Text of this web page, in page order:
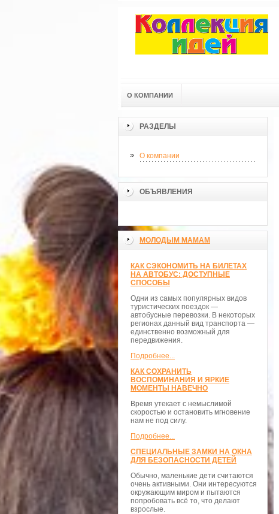
О КОМПАНИИ
РАЗДЕЛЫ
О компании
ОБЪЯВЛЕНИЯ
МОЛОДЫМ МАМАМ
КАК СЭКОНОМИТЬ НА БИЛЕТАХ
НА АВТОБУС: ДОСТУПНЫЕ
СПОСОБЫ
Одни из самых популярных видов
туристических поездок —
автобусные перевозки. В некоторых
регионах данный вид транспорта —
единственно возможный для
передвижения.
Подробнее...
КАК СОХРАНИТЬ
ВОСПОМИНАНИЯ И ЯРКИЕ
МОМЕНТЫ НАВЕЧНО
Время утекает с немыслимой
скоростью и остановить мгновение
нам не под силу.
Подробнее...
СПЕЦИАЛЬНЫЕ ЗАМКИ НА ОКНА
ДЛЯ БЕЗОПАСНОСТИ ДЕТЕЙ
Обычно, маленькие дети считаются
очень активными. Они интересуются
окружающим миром и пытаются
попробовать всё то, что делают
взрослые.